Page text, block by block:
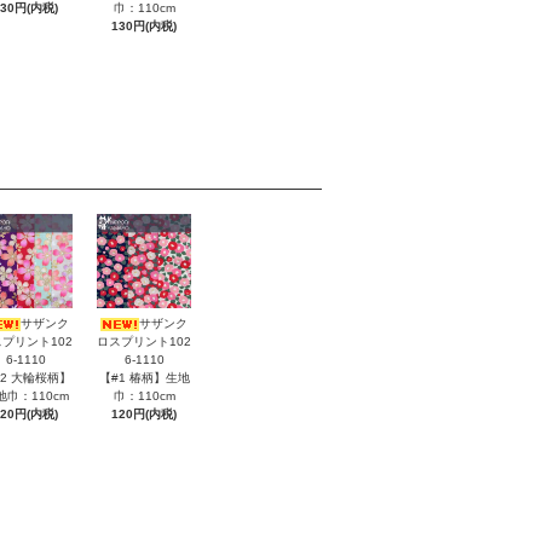
円(内税)
巾：110cm
130円(内税)
サザンク
プリント102
6-1110
大輪桜柄】
巾：110cm
円(内税)
サザンク
ロスプリント102
6-1110
【#1 椿柄】生地
巾：110cm
120円(内税)